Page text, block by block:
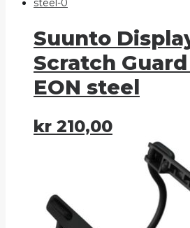
Suunto
Scratch
EON steel
kr 210,00